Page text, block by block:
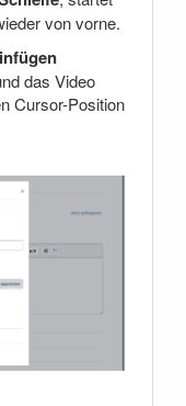
von vorne.
das Video
Cursor-Position